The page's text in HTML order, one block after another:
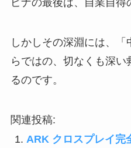
ピナの最後は、自業自得
しかしその深淵には、
らではの、切なくも深
るのです。
関連投稿:
ARK クロスプレイ完